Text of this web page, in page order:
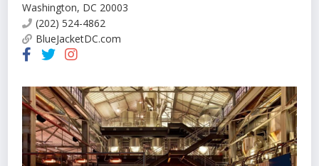
Washington, DC 20003
(202) 524-4862
BlueJacketDC.com